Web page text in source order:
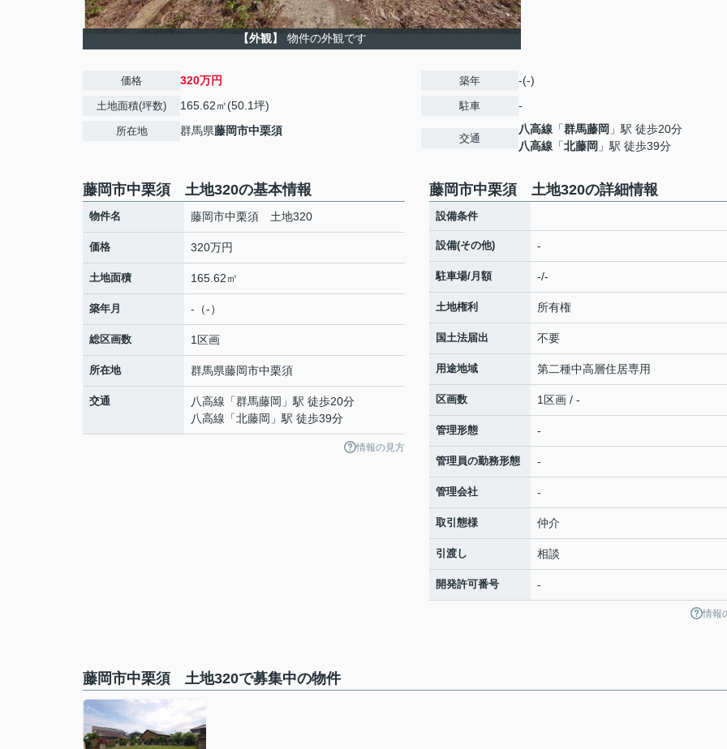
【外観】 物件の外観です
価格 320万円
土地面積(坪数) 165.62㎡(50.1坪)
所在地 群馬県藤岡市中栗須
築年 -(-)
駐車 -
交通
八高線 「群馬藤岡 」駅 徒歩20分
八高線 「北藤岡 」駅 徒歩39分
藤岡市中栗須 土地320の基本情報
物件名 藤岡市中栗須 土地320
価格 320万円
土地面積 165.62㎡
築年月 -（-）
総区画数 1区画
所在地 群馬県藤岡市中栗須
交通 八高線 「群馬藤岡 」駅 徒歩20分
八高線 「北藤岡 」駅 徒歩39分
情報の見方
藤岡市中栗須 土地320の詳細情報
設備条件
設備(その他) -
駐車場/月額 -/-
土地権利 所有権
国土法届出 不要
用途地域 第二種中高層住居専用
区画数 1区画 / -
管理形態 -
管理員の勤務形態 -
管理会社 -
取引態様 仲介
引渡し 相談
開発許可番号 -
情報
藤岡市中栗須 土地320で募集中の物件